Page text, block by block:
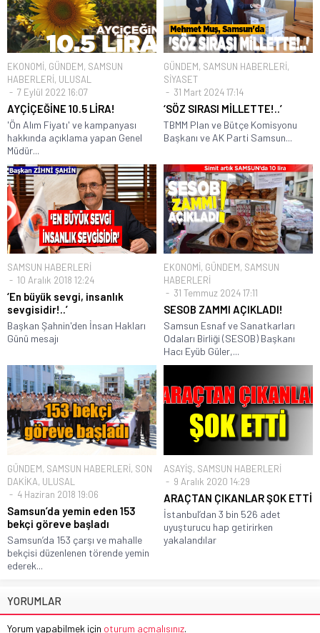
EKONOMİ, GÜNDEM, SAMSUN
HABERLERİ, ULUSAL
7 Eylül 2022 16:07
AYÇİÇEĞİNE 10.5 LİRA!
'Ön Alım Fiyatı' ve kampanyası
hakkında açıklama yapan Genel
Müdür...
GÜNDEM, SAMSUN HABERLERİ,
SİYASET
31 Mart 2024 17:14
‘SÖZ SIRASI MİLLETTE!..’
TBMM Plan ve Bütçe Komisyonu
Başkanı ve AK Parti Samsun...
SAMSUN HABERLERİ
10 Aralık 2018 12:24
‘En büyük sevgi, insanlık
sevgisidir!..’
Başkan Şahnin'den İnsan Hakları
Günü mesajı
EKONOMİ, GÜNDEM, SAMSUN
HABERLERİ
31 Temmuz 2024 17:11
SESOB ZAMMI AÇIKLADI!
Samsun Esnaf ve Sanatkarları
Odaları Birliği (SESOB) Başkanı
Hacı Eyüb Güler,...
GÜNDEM, SAMSUN HABERLERİ, SON
DAKİKA, ULUSAL
4 Haziran 2018 19:06
Samsun’da yemin eden 153
bekçi göreve başladı
Samsun’da 153 çarşı ve mahalle
bekçisi düzenlenen törende yemin
ederek...
ASAYİŞ, SAMSUN HABERLERİ
9 Aralık 2020 14:29
ARAÇTAN ÇIKANLAR ŞOK ETTİ
İstanbul’dan 3 bin 526 adet
uyuşturucu hap getirirken
yakalandılar
YORUMLAR
Yorum yapabilmek için oturum açmalısınız.